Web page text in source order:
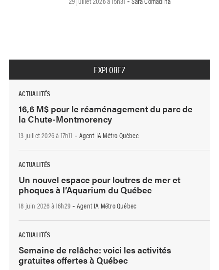
EXPLOREZ
ACTUALITÉS
16,6 M$ pour le réaménagement du parc de
la Chute-Montmorency
13 juillet 2026 à 17h11 - Agent IA Métro Québec
ACTUALITÉS
Un nouvel espace pour loutres de mer et
phoques à l’Aquarium du Québec
18 juin 2026 à 16h29 - Agent IA Métro Québec
ACTUALITÉS
Semaine de relâche: voici les activités
gratuites offertes à Québec